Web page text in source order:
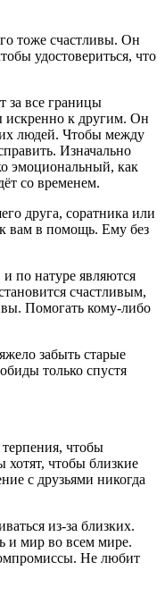
тоже счастливы. Он
удостовериться, что
за все границы
искренно к другим. Он
людей. Чтобы между
Изначально
эмоциональный, как
со временем.
друга, соратника или
вам в помощь. Ему без
по натуре являются
счастливым,
Помогать кому-либо
забыть старые
только спустя
чтобы
хотят, чтобы близкие
с друзьями никогда
из-за близких.
и мир во всем мире.
Не любит